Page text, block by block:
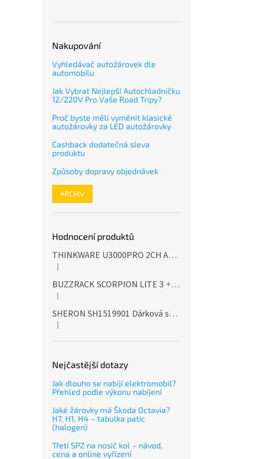
Nakupování
Vyhledávač autožárovek dle
automobilu
Jak Vybrat Nejlepší Autochladničku
12/220V Pro Vaše Road Tripy?
Proč byste měli vyměnit klasické
autožárovky za LED autožárovky
Cashback dodatečná sleva
produktu
Způsoby dopravy objednávek
ARCHIV
Hodnocení produktů
THINKWARE U3000PRO 2CH Autokamera 4K+2K, HDR, WiFi, GPS, BT, mikrovlnné senzory
Hodnocení produktu je 5 z 5 hvězdiček.
|
BUZZRACK SCORPION LITE 3 + Cashback 500 Kč jako dodatečná sleva za platbu předem
Hodnocení produktu je 5 z 5 hvězdiček.
|
SHERON SH1519901 Dárková sada EXTERIÉR
Hodnocení produktu je 5 z 5 hvězdiček.
|
Nejčastější dotazy
Jak dlouho se nabíjí elektromobil?
Přehled podle výkonu nabíjení
Jaké žárovky má Škoda Octavia?
H7, H1, H4 – tabulka patic
(halogen)
Třetí SPZ na nosič kol – návod,
cena a online vyřízení